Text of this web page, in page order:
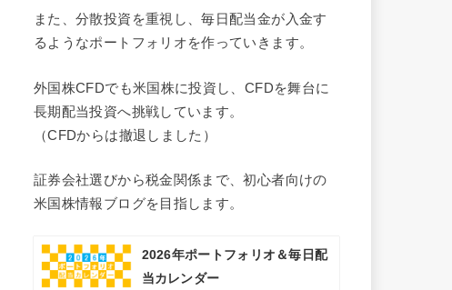
また、分散投資を重視し、毎日配当金が入金す
るようなポートフォリオを作っていきます。
外国株CFDでも米国株に投資し、CFDを舞台に
長期配当投資へ挑戦しています。
（CFDからは撤退しました）
証券会社選びから税金関係まで、初心者向けの
米国株情報ブログを目指します。
2026年ポートフォリオ＆毎日配
当カレンダー